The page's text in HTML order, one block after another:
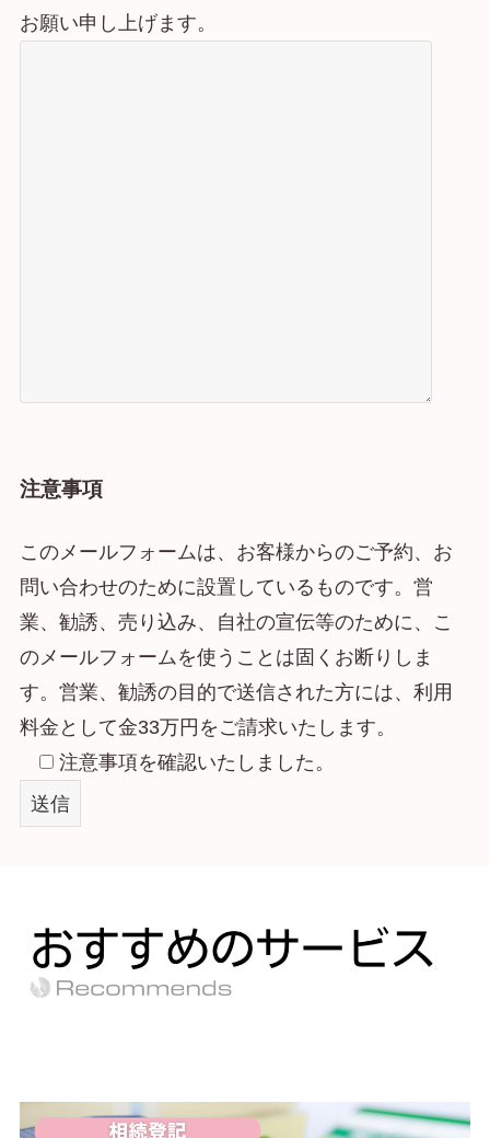
お願い申し上げます。
注意事項
このメールフォームは、お客様からのご予約、お
問い合わせのために設置しているものです。営
業、勧誘、売り込み、自社の宣伝等のために、こ
のメールフォームを使うことは固くお断りしま
す。営業、勧誘の目的で送信された方には、利用
料金として金33万円をご請求いたします。
注意事項を確認いたしました。